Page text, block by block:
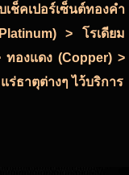
ช็คเปอร์เซ็นต์ทองคำ
> โรเดียม
ทองแดง (Copper) >
ร่ธาตุต่างๆ ไว้บริการ